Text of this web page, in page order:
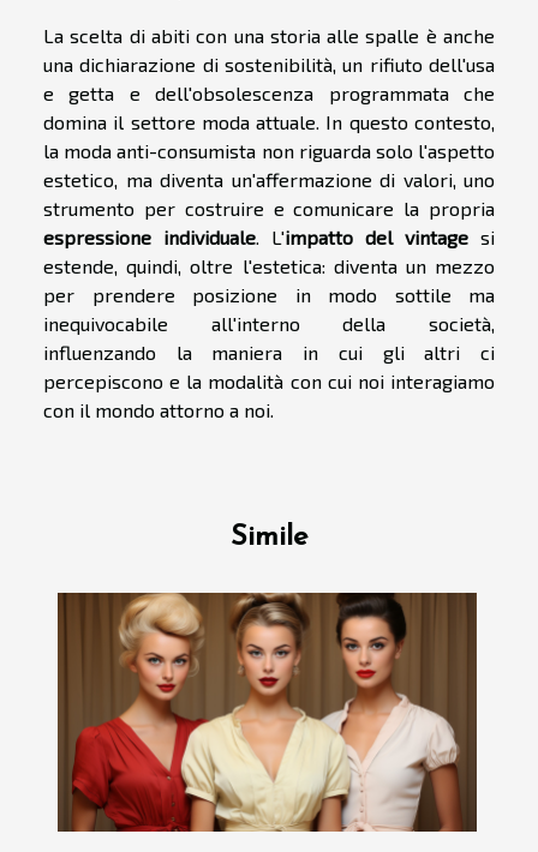
La scelta di abiti con una storia alle spalle è anche
una dichiarazione di sostenibilità, un rifiuto dell'usa
e getta e dell'obsolescenza programmata che
domina il settore moda attuale. In questo contesto,
la moda anti-consumista non riguarda solo l'aspetto
estetico, ma diventa un'affermazione di valori, uno
strumento per costruire e comunicare la propria
espressione individuale. L'impatto del vintage si
estende, quindi, oltre l'estetica: diventa un mezzo
per prendere posizione in modo sottile ma
inequivocabile all'interno della società,
influenzando la maniera in cui gli altri ci
percepiscono e la modalità con cui noi interagiamo
con il mondo attorno a noi.
Simile